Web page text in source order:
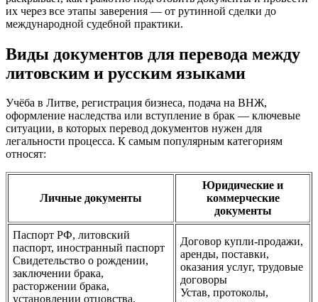
их через все этапы заверения — от рутинной сделки до
международной судебной практики.
Виды документов для перевода между
литовским и русским языками
Учёба в Литве, регистрация бизнеса, подача на ВНЖ,
оформление наследства или вступление в брак — ключевые
ситуации, в которых перевод документов нужен для
легальности процесса. К самым популярным категориям
относят:
Личные документы
Юридические и
коммерческие
документы
Паспорт РФ, литовский
паспорт, иностранный паспорт
Свидетельство о рождении,
заключении брака,
расторжении брака,
установлении отцовства,
Договор купли-продажи,
аренды, поставки,
оказания услуг, трудовые
договоры
Устав, протоколы,